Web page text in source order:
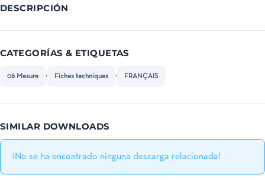
DESCRIPCIÓN
CATEGORÍAS & ETIQUETAS
06 Mesure , Fiches techniques , FRANÇAIS
SIMILAR DOWNLOADS
¡No se ha encontrado ninguna descarga relacionada!